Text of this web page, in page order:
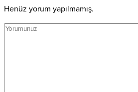
Henüz yorum yapılmamış.